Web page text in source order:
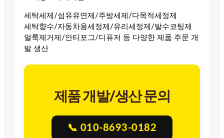
세탁세제/섬유유연제/주방세제/다목적세정제
세탁향수/자동차용세정제/유리세정제/발수코팅제
얼룩제거제/안티포그/디퓨저 등 다양한 제품 주문 개
발 생산
제품 개발/생산 문의
📞 010-8693-0182